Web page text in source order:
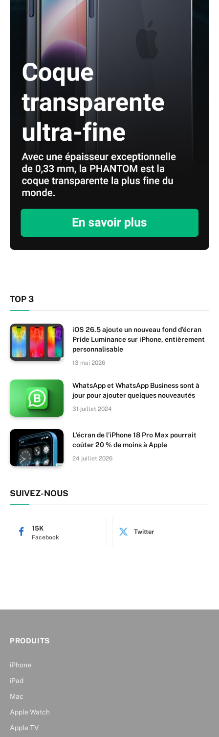
TOP 3
iOS 26.5 ajoute un nouveau fond d’écran
Pride Luminance sur iPhone, entièrement
personnalisable
13 mai 2026
WhatsApp et WhatsApp Business sont à
jour pour ajouter quelques nouveautés
31 juillet 2024
L’écran de l’iPhone 18 Pro Max pourrait
coûter 20 % de moins à Apple
24 juillet 2026
SUIVEZ-NOUS
Facebook
15K Twitter
PRODUITS
iPhone
iPad
Mac
Apple Watch
Apple TV